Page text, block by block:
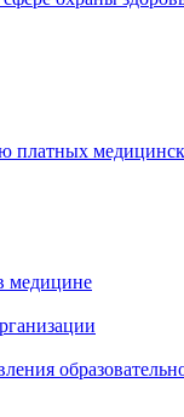
платных
медицине